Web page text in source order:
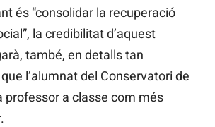
és “consolidar la recuperació
la credibilitat d’aquest
també, en detalls tan
l’alumnat del Conservatori de
professor a classe com més